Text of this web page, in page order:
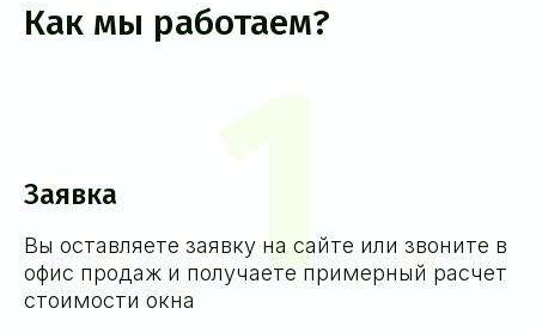
Как мы работаем?
Заявка
Вы оставляете заявку на сайте или звоните в
офис продаж и получаете примерный расчет
стоимости окна
1